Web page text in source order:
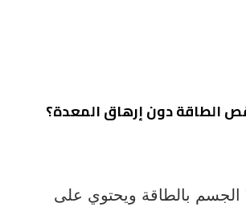
الطاقة دون إرهاق المعدة؟
الجسم بالطاقة ويحتوي على